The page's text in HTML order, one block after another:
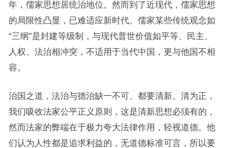
年，儒家思想居统治地位。然而到了近现代，儒家思想
的局限性凸显，已难适应新时代。儒家某些传统观念如
“三纲”是封建等级制，与现代普世价值如平等、民主、
人权、法治相冲突，不适用于当代中国，更与他国不相
容。
治国之道，法治与德治缺一不可、都要清新。清为正，
我们吸收法家公平正义原则，这是清新思想必须有的，
然而法家的弊端在于极力夸大法律作用，轻视道德。他
们认为人性都是追求利益的，无道德标准可言，所以要